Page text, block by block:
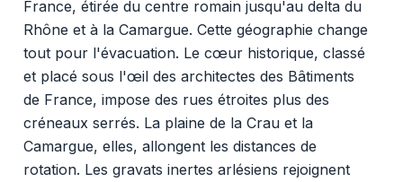
France, étirée du centre romain jusqu'au delta du
Rhône et à la Camargue. Cette géographie change
tout pour l'évacuation. Le cœur historique, classé
et placé sous l'œil des architectes des Bâtiments
de France, impose des rues étroites plus des
créneaux serrés. La plaine de la Crau et la
Camargue, elles, allongent les distances de
rotation. Les gravats inertes arlésiens rejoignent